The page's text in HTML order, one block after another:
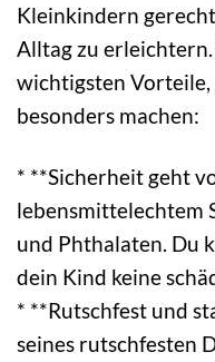
Kleinkindern
Alltag zu
wichtigsten Vorteile,
besonders machen:
* **Sicherheit geht
lebensmittelechtem
und Phthalaten. Du
dein Kind keine
* **Rutschfest und
seines rutschfesten